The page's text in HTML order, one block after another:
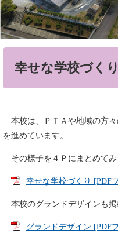
幸せな学校づく
本校は、ＰＴＡや地域の方
を進めています。
その様子を４Ｐにまとめてみ
幸せな学校づくり [PDF
本校のグランドデザインも掲
グランドデザイン [PDF